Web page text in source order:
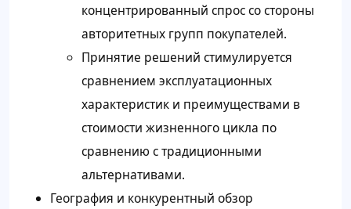
концентрированный спрос со стороны
авторитетных групп покупателей.
Принятие решений стимулируется
сравнением эксплуатационных
характеристик и преимуществами в
стоимости жизненного цикла по
сравнению с традиционными
альтернативами.
География и конкурентный обзор